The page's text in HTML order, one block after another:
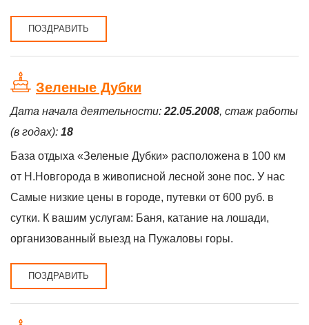
ПОЗДРАВИТЬ
Зеленые Дубки
Дата начала деятельности: 22.05.2008, стаж работы
(в годах): 18
База отдыха «Зеленые Дубки» расположена в 100 км
от Н.Новгорода в живописной лесной зоне пос. У нас
Самые низкие цены в городе, путевки от 600 руб. в
сутки. К вашим услугам: Баня, катание на лошади,
организованный выезд на Пужаловы горы.
ПОЗДРАВИТЬ